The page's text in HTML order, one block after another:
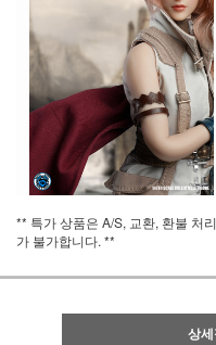
** 특가 상품은 A/S, 교환, 환불 처리
가 불가합니다. **
상